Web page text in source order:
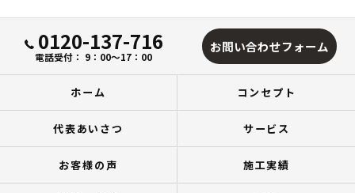
0120-137-716
電話受付： 9：00～17：00
お問い合わせフォーム
ホーム コンセプト
代表あいさつ サービス
お客様の声 施工実績